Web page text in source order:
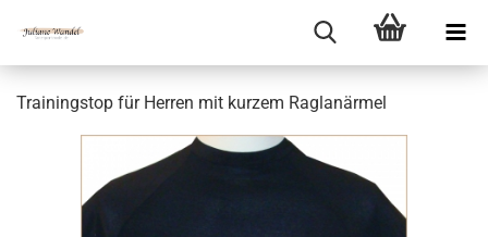
Trainingstop für Herren mit kurzem Raglanärmel